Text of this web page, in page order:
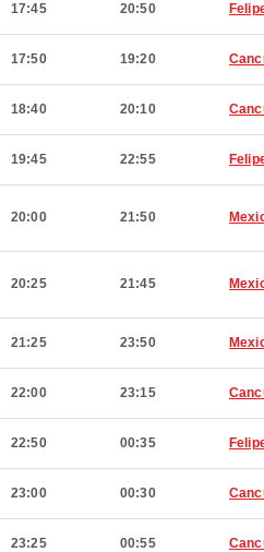
17:45 20:50
17:50 19:20
18:40 20:10
19:45 22:55
20:00 21:50
20:25 21:45
21:25 23:50
22:00 23:15
22:50 00:35
23:00 00:30
23:25 00:55